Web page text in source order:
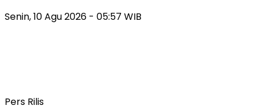
Senin, 10 Agu 2026 - 05:57 WIB
Pers Rilis